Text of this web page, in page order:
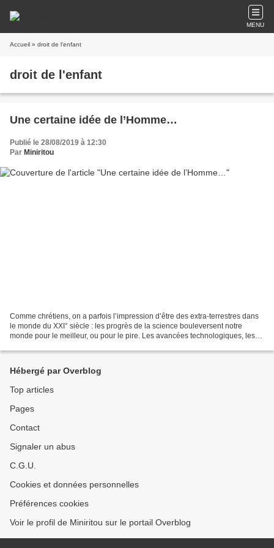
MENU
Accueil » droit de l'enfant
droit de l'enfant
Une certaine idée de l’Homme…
Publié le 28/08/2019 à 12:30
Par Miniritou
Comme chrétiens, on a parfois l’impression d’être des extra-terrestres dans
le monde du XXI° siècle : les progrès de la science bouleversent notre
monde pour le meilleur, ou pour le pire. Les avancées technologiques, les
Hébergé par Overblog
Top articles
Pages
Contact
Signaler un abus
C.G.U.
Cookies et données personnelles
Préférences cookies
Voir le profil de Miniritou sur le portail Overblog